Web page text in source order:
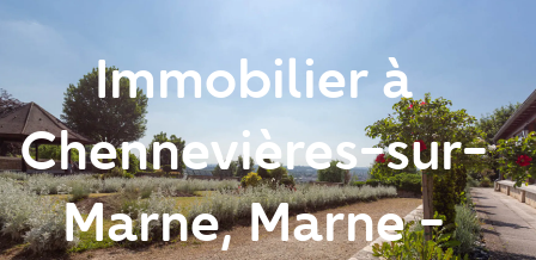
Immobilier à
Chennevières-sur-
Marne, Marne -